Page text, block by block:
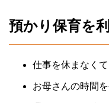
預かり保育を
仕事を休まなく
お母さんの時間